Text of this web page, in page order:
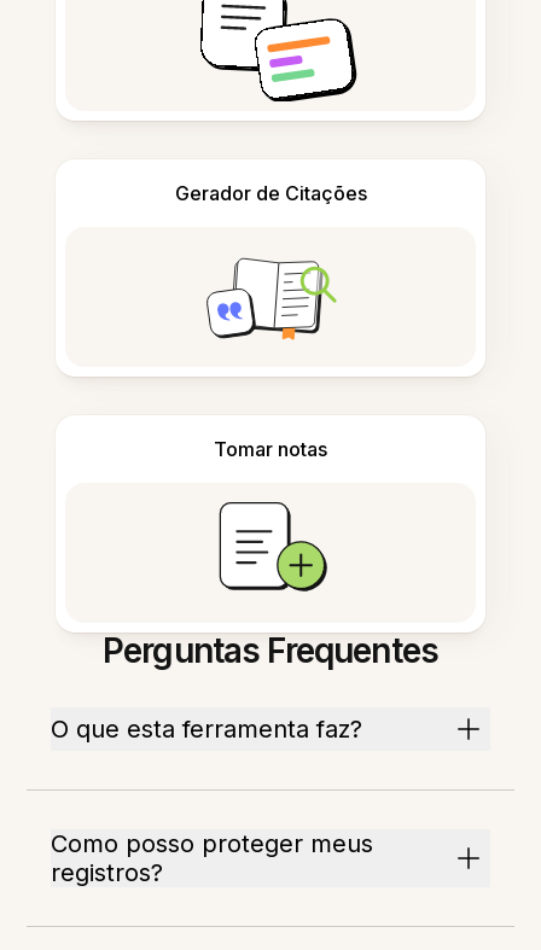
Gerador de Citações
Tomar notas
Perguntas Frequentes
O que esta ferramenta faz?
Como posso proteger meus
registros?